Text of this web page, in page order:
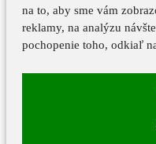
na to, aby sme vám
reklamy, na analýzu
pochopenie toho, odkiaľ
Vyhlásenie o prístupnosti
Vyhlásenie o cookies
Správca obsahu